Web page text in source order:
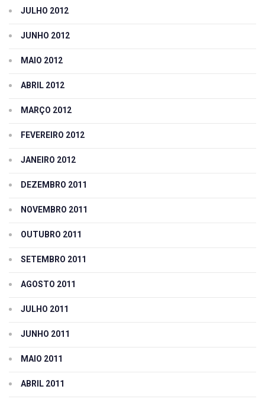
JULHO 2012
JUNHO 2012
MAIO 2012
ABRIL 2012
MARÇO 2012
FEVEREIRO 2012
JANEIRO 2012
DEZEMBRO 2011
NOVEMBRO 2011
OUTUBRO 2011
SETEMBRO 2011
AGOSTO 2011
JULHO 2011
JUNHO 2011
MAIO 2011
ABRIL 2011